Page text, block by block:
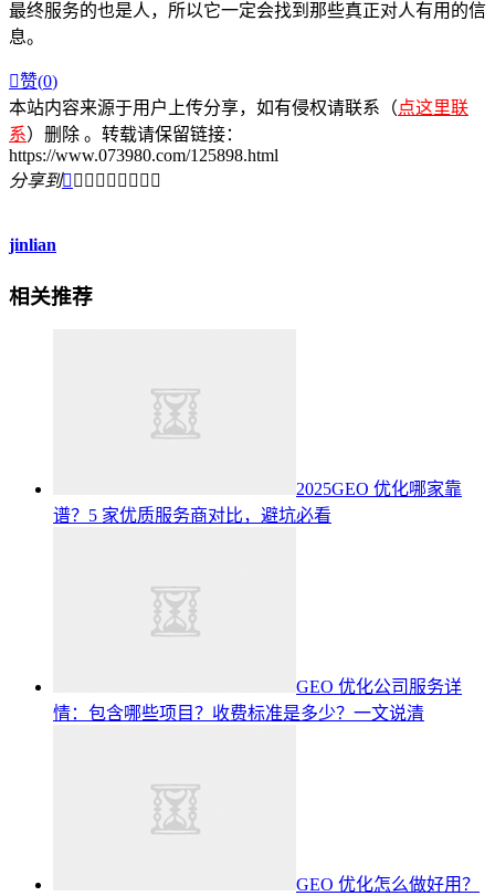
最终服务的也是人，所以它一定会找到那些真正对人有用的信
息。
赞(0)
本站内容来源于用户上传分享，如有侵权请联系（点这里联
系）删除 。转载请保留链接：
https://www.073980.com/125898.html
分享到        
jinlian
相关推荐
2025GEO 优化哪家靠
谱？5 家优质服务商对比，避坑必看
GEO 优化公司服务详
情：包含哪些项目？收费标准是多少？一文说清
GEO 优化怎么做好用？